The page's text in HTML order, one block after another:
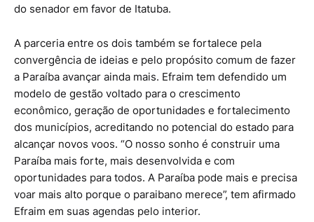
do senador em favor de Itatuba.
A parceria entre os dois também se fortalece pela
convergência de ideias e pelo propósito comum de fazer
a Paraíba avançar ainda mais. Efraim tem defendido um
modelo de gestão voltado para o crescimento
econômico, geração de oportunidades e fortalecimento
dos municípios, acreditando no potencial do estado para
alcançar novos voos. “O nosso sonho é construir uma
Paraíba mais forte, mais desenvolvida e com
oportunidades para todos. A Paraíba pode mais e precisa
voar mais alto porque o paraibano merece”, tem afirmado
Efraim em suas agendas pelo interior.